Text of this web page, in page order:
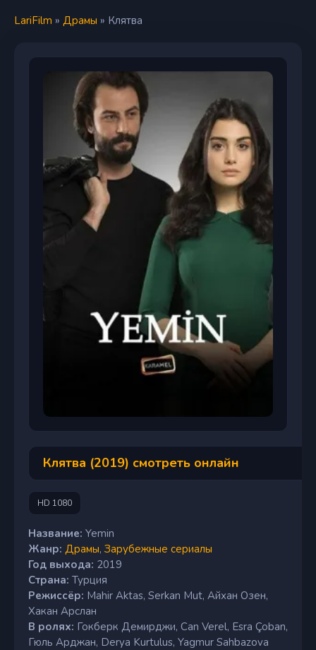
LariFilm » Драмы » Клятва
Клятва (2019) смотреть онлайн
HD 1080
Название: Yemin
Жанр: Драмы, Зарубежные сериалы
Год выхода: 2019
Страна: Турция
Режиссёр: Mahir Aktas, Serkan Mut, Айхан Озен,
Хакан Арслан
В ролях: Гокберк Демирджи, Can Verel, Esra Çoban,
Гюль Арджан, Derya Kurtulus, Yagmur Sahbazova